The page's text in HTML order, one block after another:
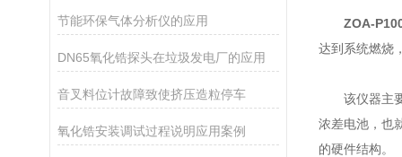
节能环保气体分析仪的应用
DN65氧化锆探头在垃圾发电厂的应用
音叉料位计故障致使挤压造粒停车
氧化锆安装调试过程说明应用案例
ZOA-
达到系统燃烧
该仪器主
浓差电池，也
的硬件结构。